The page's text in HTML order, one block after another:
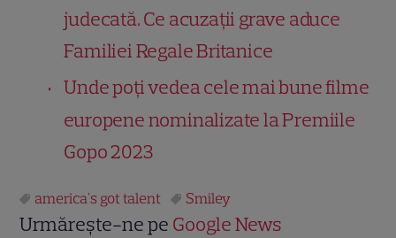
judecată. Ce acuzații grave aduce
Familiei Regale Britanice
Unde poți vedea cele mai bune filme
europene nominalizate la Premiile
Gopo 2023
america's got talent Smiley
Urmărește-ne pe Google News